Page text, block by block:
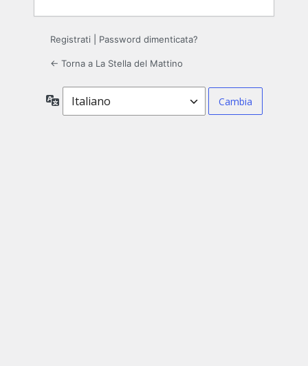
Registrati Password dimenticata?
← Torna a La Stella del Mattino
Lingua